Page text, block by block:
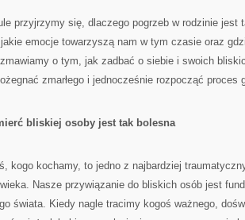
przyjrzymy się, dlaczego pogrzeb w rodzinie jest
emocje towarzyszą nam w tym czasie oraz
o tym, jak zadbać o siebie i swoich
zmarłego i jednocześnie rozpocząć proces
bliskiej osoby jest tak bolesna
kogo kochamy, to jedno z najbardziej
Nasze przywiązanie do bliskich osób jest
świata. Kiedy nagle tracimy kogoś ważnego,